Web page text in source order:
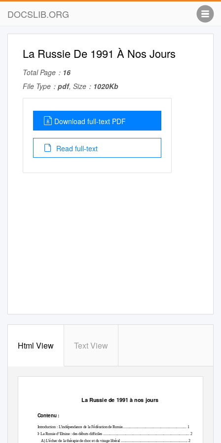
DOCSLIB.ORG
La Russie De 1991 À Nos Jours
Total Page： 16
File Type： pdf, Size： 1020Kb
Download full-text PDF
Read full-text
Html View Text View
La Russie de 1991 à nos jours
Contenu :
Introduction : L’indépendance de la Fédération de Russie..................................................................... 1
I-La Russie d’Eltsine : des débuts difficiles
............................................................................................. 2
A) L’échec de la thérapie de choc et du virage libéral
........................................................................ 2